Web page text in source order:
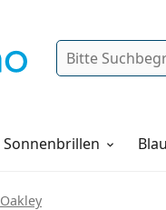
Suche
Sonnenbrillen
Oakley